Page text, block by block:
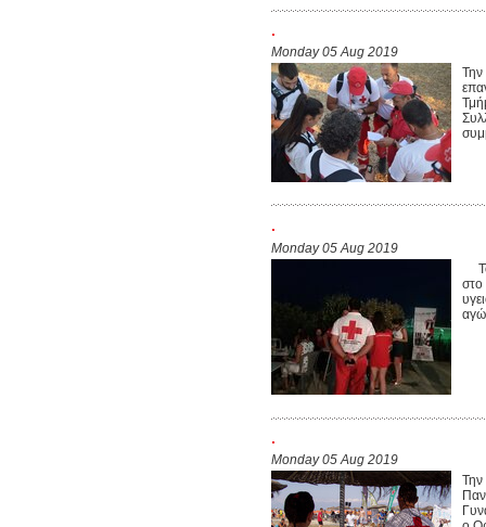
.
Monday 05 Aug 2019
Την
.
Monday 05 Aug 2019
στο
.
Monday 05 Aug 2019
Την